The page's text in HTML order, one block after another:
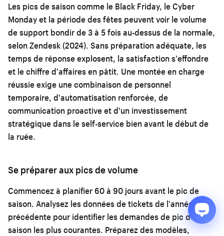
Les pics de saison comme le Black Friday, le Cyber
Monday et la période des fêtes peuvent voir le volume
de support bondir de 3 à 5 fois au-dessus de la normale,
selon Zendesk (2024). Sans préparation adéquate, les
temps de réponse explosent, la satisfaction s'effondre
et le chiffre d'affaires en pâtit. Une montée en charge
réussie exige une combinaison de personnel
temporaire, d'automatisation renforcée, de
communication proactive et d'un investissement
stratégique dans le self-service bien avant le début de
la ruée.
Se préparer aux pics de volume
Commencez à planifier 60 à 90 jours avant le pic de
saison. Analysez les données de tickets de l'année
précédente pour identifier les demandes de pic de
saison les plus courantes. Préparez des modèles,